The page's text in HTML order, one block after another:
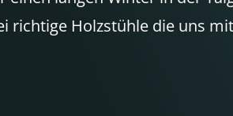
richtige Holzstühle die uns